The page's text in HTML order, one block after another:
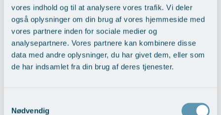
vores indhold og til at analysere vores trafik. Vi deler
også oplysninger om din brug af vores hjemmeside med
vores partnere inden for sociale medier og
analysepartnere. Vores partnere kan kombinere disse
data med andre oplysninger, du har givet dem, eller som
de har indsamlet fra din brug af deres tjenester.
Nødvendig
– Jeg kender Ole Momsen rigtig godt, og vores karrierer har på
mange måder kørt parallelt. Vi har begge stor erfaring i
rekonstruktion af næse, ører og bryster efter cancer. Og præcis de
samme teknikker genbruger vi, når vi laver kosmetisk kirurgi. Og så
deler AROS Privathospital og jeg mange holdninger. Det gælder
blandt andet vores høje krav til kvalitet og patientpleje, forklarer
Martin Heje.